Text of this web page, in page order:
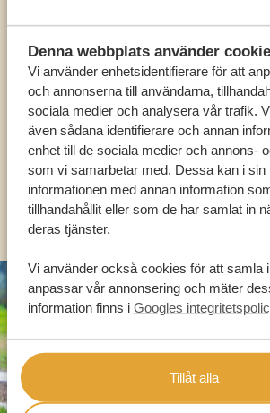
Denna webbplats använder
Vi använder enhetsidentifierare för att
och annonserna till användarna,
sociala medier och analysera vår trafik.
även sådana identifierare och annan
enhet till de sociala medier och annons-
som vi samarbetar med. Dessa kan i sin
informationen med annan information
tillhandahållit eller som de har samlat in
deras tjänster.
Vi använder också cookies för att samla
anpassar vår annonsering och mäter
information finns i Googles
Tillåt alla
Ring en av våra
VÅRA SPECIALISTER FINNS
HJÄLPA DIG
SV:+31 174 788
OLIKA LÄNDER